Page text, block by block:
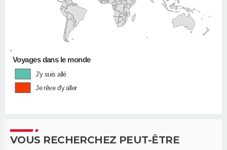
•
Voyages dans le monde
J'y suis allé
Je rêve d'y aller
VOUS RECHERCHEZ PEUT-ÊTRE